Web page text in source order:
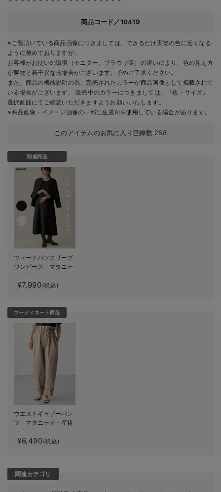
商品コード／10419
※ご覧頂いている商品画像につきましては、できるだけ実物の色に近くなる
ように努めておりますが、
お客様がお使いの環境（モニター、ブラウザ等）の違いにより、色の見え方
が実物と若干異なる場合がございます。予めご了承ください。
また、商品の機能説明の為、完売されたカラーが商品画像として掲載されて
いる場合がございます。 販売中のカラーにつきましては、『色・サイズ』
選択画面にてご確認いただきますようお願いいたします。
※商品画像・イメージ画像の一部に生成AIを使用している場合があります。
このアイテムのお気に入り登録数 258
関連商品
ツィードパフスリーブ
ワンピース マタニテ
ィ・授乳服【出産後も
長く使える】
¥7,990(税込)
コーディネート商品
ウエストギャザーパン
ツ マタニティ・産後
【出産後も長く使え
る】
¥6,490(税込)
関連カテゴリ